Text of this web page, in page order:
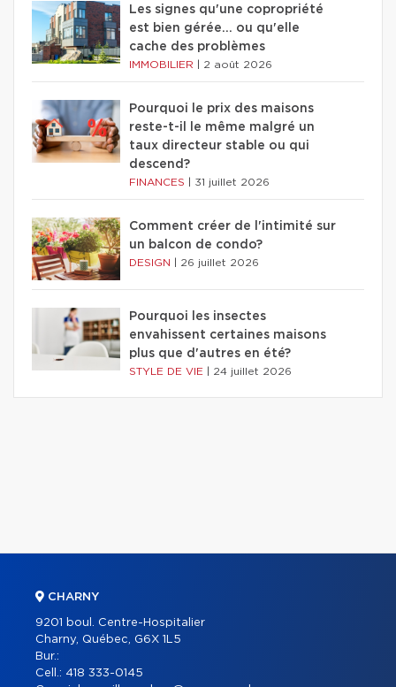
Les signes qu'une copropriété
est bien gérée… ou qu'elle
cache des problèmes
IMMOBILIER 2 août 2026
Pourquoi le prix des maisons
reste-t-il le même malgré un
taux directeur stable ou qui
descend?
FINANCES 31 juillet 2026
Comment créer de l'intimité sur
un balcon de condo?
DESIGN 26 juillet 2026
Pourquoi les insectes
envahissent certaines maisons
plus que d'autres en été?
STYLE DE VIE 24 juillet 2026
CHARNY
9201 boul. Centre-Hospitalier
Charny, Québec, G6X 1L5
Bur.:
Cell.: 418 333-0145